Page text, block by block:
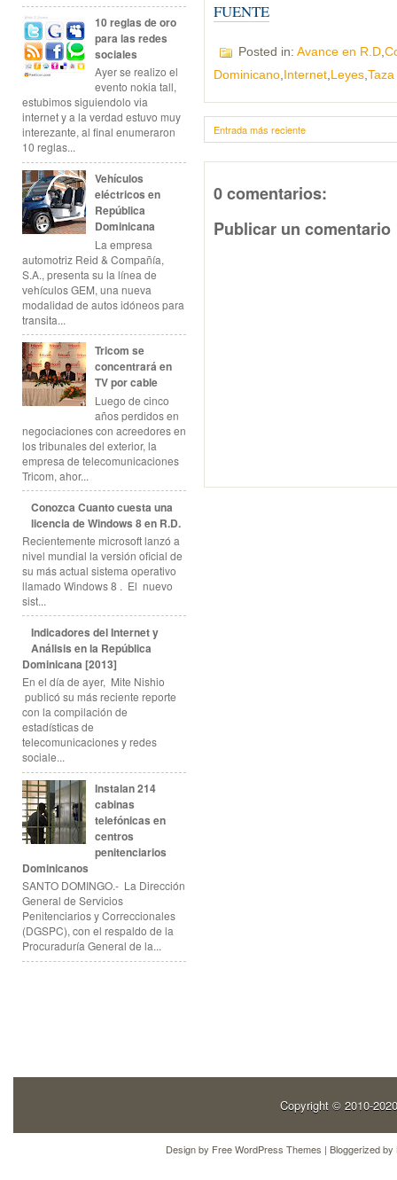
10 reglas de oro
para las redes
sociales
Ayer se realizo el
evento nokia tall,
estubimos siguiendolo via
internet y a la verdad estuvo muy
interezante, al final enumeraron
10 reglas...
Vehículos
eléctricos en
República
Dominicana
La empresa
automotriz Reid & Compañía,
S.A., presenta su la línea de
vehículos GEM, una nueva
modalidad de autos idóneos para
transita...
Tricom se
concentrará en
TV por cable
Luego de cinco
años perdidos en
negociaciones con acreedores en
los tribunales del exterior, la
empresa de telecomunicaciones
Tricom, ahor...
Conozca Cuanto cuesta una
licencia de Windows 8 en R.D.
Recientemente microsoft lanzó a
nivel mundial la versión oficial de
su más actual sistema operativo
llamado Windows 8 . El nuevo
sist...
Indicadores del Internet y
Análisis en la República
Dominicana [2013]
En el día de ayer, Mite Nishio
publicó su más reciente reporte
con la compilación de
estadísticas de
telecomunicaciones y redes
sociale...
Instalan 214
cabinas
telefónicas en
centros
penitenciarios
Dominicanos
SANTO DOMINGO.- La Dirección
General de Servicios
Penitenciarios y Correccionales
(DGSPC), con el respaldo de la
Procuraduría General de la...
FUENTE
Posted in: Avance en R.D
Dominicano Internet Leyes
Entrada más reciente
0 comentarios:
Publicar un comentario
Copyright © 2010-
Design by Free WordPress Themes | Bloggerized by